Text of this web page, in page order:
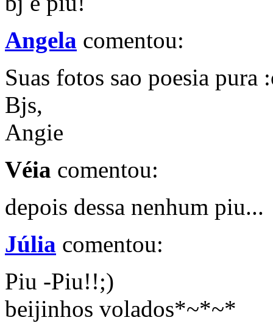
Angela comentou:
Suas fotos sao poesia pura
Bjs,
Angie
Véia comentou:
depois dessa nenhum piu...
Júlia comentou:
Piu -Piu!!;)
beijinhos volados*~*~*